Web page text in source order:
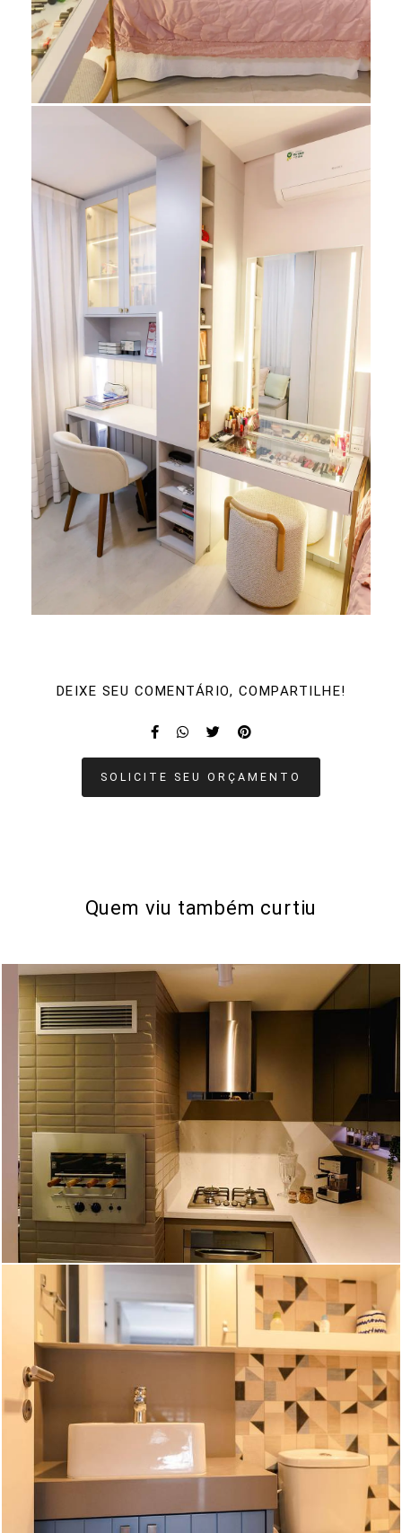
DEIXE SEU COMENTÁRIO, COMPARTILHE!
SOLICITE SEU ORÇAMENTO
Quem viu também curtiu
1220
1296